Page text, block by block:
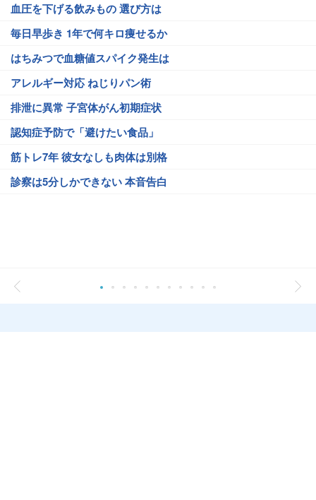
血圧を下げる飲みもの 選び方は
毎日早歩き 1年で何キロ痩せるか
はちみつで血糖値スパイク発生は
アレルギー対応 ねじりパン術
排泄に異常 子宮体がん初期症状
認知症予防で「避けたい食品」
筋トレ7年 彼女なしも肉体は別格
診察は5分しかできない 本音告白